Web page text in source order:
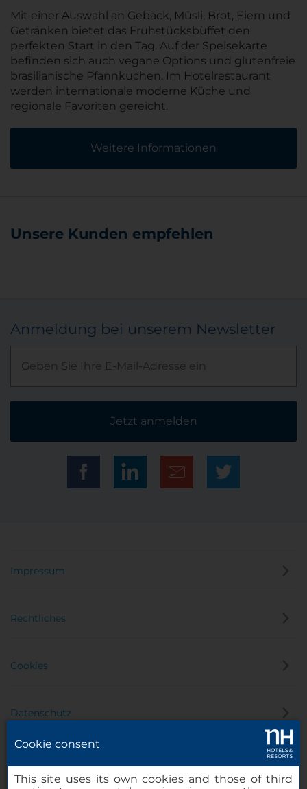
Mit einer Auswahl an Gebäck, Müsli, Brot, Eiern und
Getränken bietet das Frühstücksbüffet den
perfekten Start in den Tag. Auf der Speisekarte
befinden sich auch vegane Options und glutenfreie
brasilianische Pfannkuchen. Im Hotelrestaurant
werden internationale moderne Küche und
regionale Favoriten gereicht.
Weitere Informationen
Unsere Kunden empfehlen
Anmeldung bei unserem Newsletter
Jetzt anmelden
Impressum
Rechtliches
Cookies
Datenschutz
Cookie consent
This site uses its own cookies and those of third